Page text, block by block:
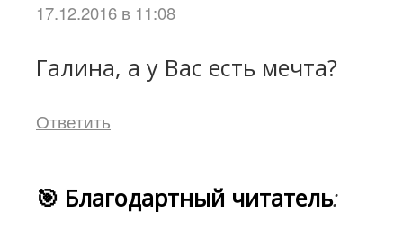
17.12.2016 в 11:08
Галина, а у Вас есть мечта?
Ответить
🎯 Благодартный читатель: